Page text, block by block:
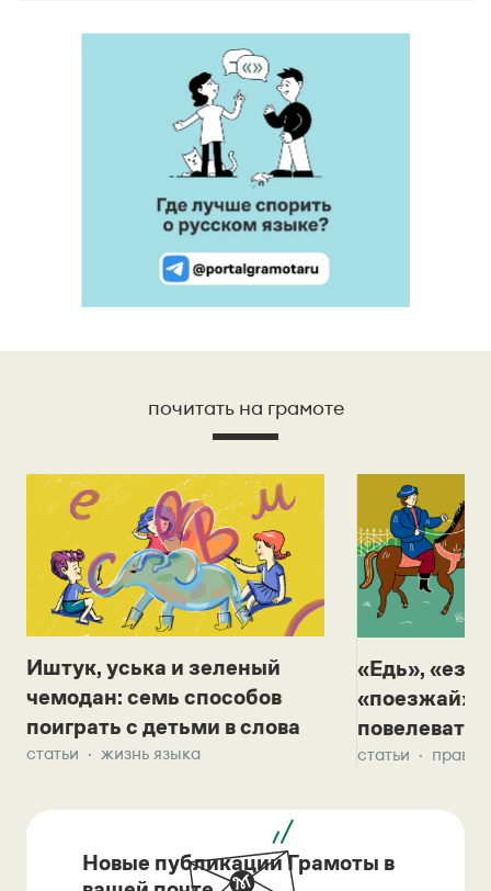
почитать на грамоте
Иштук, уська и зеленый
чемодан: семь способов
поиграть с детьми в слова
статьи жизнь языка
«Едь»,
«поезжай»?
повелевать
статьи
Новые публикации Грамоты в